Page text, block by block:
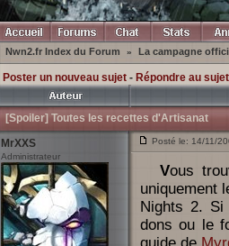
Nwn2.fr Index du Forum » La campagne
Poster un nouveau sujet- Répondre au sujet
[Spoiler] Toutes les recettes d'Artisanat
MrXXS
Administrateur
Posté le: 14/11/
Vous trouverez à la suite de ce post toutes les recettes d'artisanat (et
uniquement
Nights 2. Si
dons ou le